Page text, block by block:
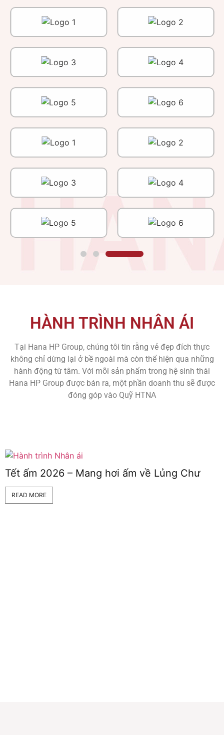
HÀNH TRÌNH NHÂN ÁI
Tại Hana HP Group, chúng tôi tin rằng vẻ đẹp đích thực
không chỉ dừng lại ở bề ngoài mà còn thể hiện qua những
hành động từ tâm. Với mỗi sản phẩm trong hệ sinh thái
Hana HP Group được bán ra, một phần doanh thu sẽ được
đóng góp vào Quỹ HTNA
Tết ấm 2026 – Mang hơi ấm về Lủng Chư
READ MORE